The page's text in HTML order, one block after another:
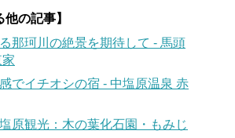
他の記事】
那珂川の絶景を期待して - 馬頭
でイチオシの宿 - 中塩原温泉 赤
原観光：木の葉化石園・もみじ